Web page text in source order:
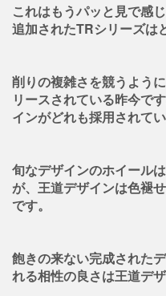
これはもうパッと見で感
追加されたTRシリーズは
削りの複雑さを競うよう
リースされている昨今で
インがどれも採用されてい
旬なデザインのホイール
が、王道デザインは色褪
です。
飽きの来ない完成された
れる相性の良さは王道デ